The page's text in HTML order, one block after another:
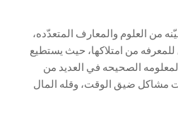
من العلوم والمعارف المتعدّده،
من امتلاكها، حيث يستطيع
الصحيحه في العديد من
مشاكل ضيق الوقت، وقله المال